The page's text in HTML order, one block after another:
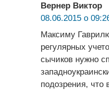
Вернер Виктор
08.06.2015 о
Максиму
регулярных
сычиков нужно
подозрения, что